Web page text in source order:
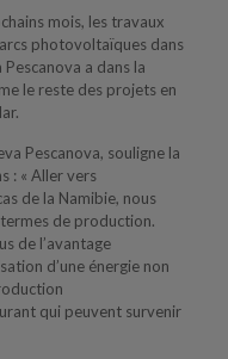
mois, les travaux
photovoltaïques dans
a dans la
le reste des projets en
Pescanova, souligne la
: « Aller vers
de la Namibie, nous
de production.
de l’avantage
d’une énergie non
qui peuvent survenir